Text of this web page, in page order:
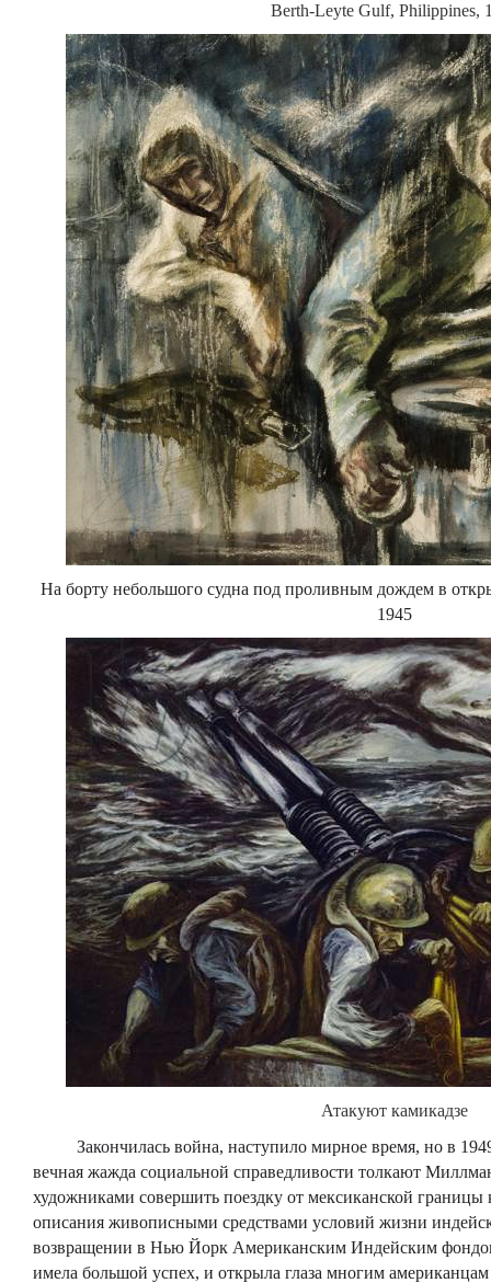
Berth-Leyte Gulf, Philippines,
На борту небольшого судна под проливным дождем в
1945
Атакуют камикадзе
Закончилась война, наступило мирное время, но в
вечная жажда социальной справедливости толкают
художниками совершить поездку от мексиканской границы
описания живописными средствами условий жизни
возвращении в Нью Йорк Американским Индейским
имела большой успех, и открыла глаза многим